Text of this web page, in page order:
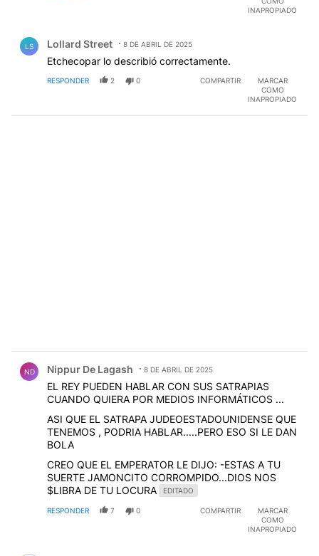
INAPROPIADO
LS Lollard Street 8 DE ABRIL DE 2025
Etchecopar lo describió correctamente.
RESPONDER 2 0 COMPARTIR
MARCAR
COMO
INAPROPIADO
ND Nippur De Lagash 8 DE ABRIL DE 2025
EL REY PUEDEN HABLAR CON SUS SATRAPIAS
CUANDO QUIERA POR MEDIOS INFORMÁTICOS ...
ASI QUE EL SATRAPA JUDEOESTADOUNIDENSE QUE
TENEMOS , PODRIA HABLAR.....PERO ESO SI LE DAN
BOLA
CREO QUE EL EMPERATOR LE DIJO: -ESTAS A TU
SUERTE JAMONCITO CORROMPIDO...DIOS NOS
$LIBRA DE TU LOCURA
EDITADO
RESPONDER 7 0 COMPARTIR
MARCAR
COMO
INAPROPIADO
Comentario de Jose Maria Martoccia.